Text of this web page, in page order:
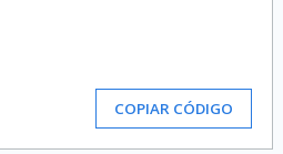
COPIAR CÓDIGO